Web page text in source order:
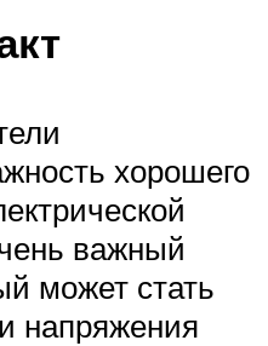
хорошего
важный
может стать
напряжения